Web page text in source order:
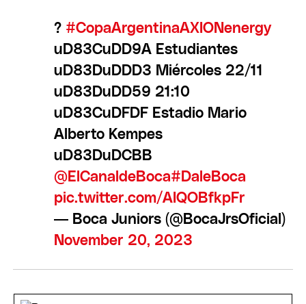
? #CopaArgentinaAXIONenergy
uD83CuDD9A Estudiantes
uD83DuDDD3 Miércoles 22/11
uD83DuDD59 21:10
uD83CuDFDF Estadio Mario
Alberto Kempes
uD83DuDCBB
@ElCanaldeBoca#DaleBoca
pic.twitter.com/AIQOBfkpFr
— Boca Juniors (@BocaJrsOficial)
November 20, 2023